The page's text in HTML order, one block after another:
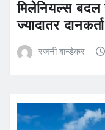
मिलेनियल्स
ज्यादातर
रजनी बान्डेकर